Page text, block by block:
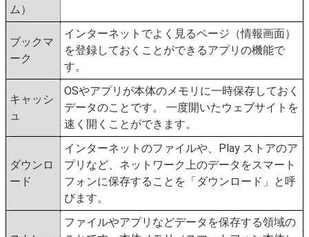
ム）
ブックマ
ーク
インターネットでよく見るページ（情報画面）
を登録しておくことができるアプリの機能で
す。
キャッシ
ュ
OSやアプリが本体のメモリに一時保存しておく
データのことです。 一度開いたウェブサイトを
速く開くことができます。
ダウンロ
ード
インターネットのファイルや、Play ストアのア
プリなど、ネットワーク上のデータをスマート
フォンに保存することを「ダウンロード」と呼
びます。
ファイルやアプリなどデータを保存する領域の